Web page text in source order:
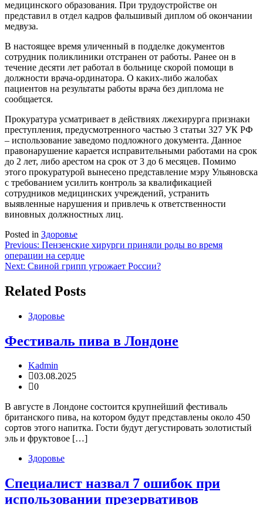
медицинского образования. При трудоустройстве он
представил в отдел кадров фальшивый диплом об окончании
медвуза.
В настоящее время уличенный в подделке документов
сотрудник поликлиники отстранен от работы. Ранее он в
течение десяти лет работал в больнице скорой помощи в
должности врача-ординатора. О каких-либо жалобах
пациентов на результаты работы врача без диплома не
сообщается.
Прокуратура усматривает в действиях лжехирурга признаки
преступления, предусмотренного частью 3 статьи 327 УК РФ
– использование заведомо подложного документа. Данное
правонарушение карается исправительными работами на срок
до 2 лет, либо арестом на срок от 3 до 6 месяцев. Помимо
этого прокуратурой вынесено представление мэру Ульяновска
с требованием усилить контроль за квалификацией
сотрудников медицинских учреждений, устранить
выявленные нарушения и привлечь к ответственности
виновных должностных лиц.
Posted in Здоровье
Навигация
по
Previous: Пензенские хирурги приняли роды во время
операции на сердце
Next: Свиной грипп угрожает России?
Related Posts
Здоровье
Фестиваль пива в Лондоне
Kadmin
03.08.2025
0
В августе в Лондоне состоится крупнейший фестиваль
британского пива, на котором будут представлены около 450
сортов этого напитка. Гости будут дегустировать золотистый
эль и фруктовое […]
Здоровье
Специалист назвал 7 ошибок при
использовании презервативов